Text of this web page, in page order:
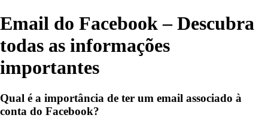
Email do Facebook – Descubra
todas as informações
importantes
Qual é a importância de ter um email associado à
conta do Facebook?